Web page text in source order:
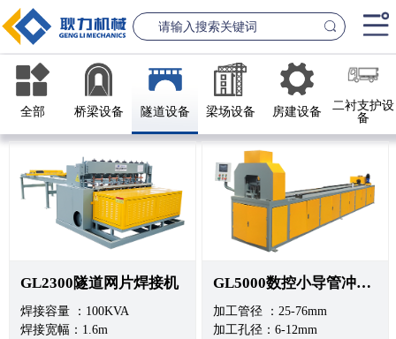
桥梁设备
GL1500-2500数控钢筋笼滚焊机
查看更多
隧道设
GL2300隧道网
首页
案例中心
联系我们
新闻资讯
公司简介
全部 桥梁设备 隧道设备 梁场设备 房建设备
二衬支护设
备
GL2300隧道网片焊接机
焊接容量 ：100KVA
焊接宽幅：1.6m
GL5000数控小导管冲孔机
加工管径 ：25-76mm
加工孔径：6-12mm